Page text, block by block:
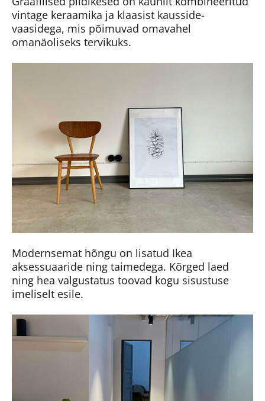
vintage keraamika ja klaasist kausside-
vaasidega, mis põimuvad omavahel
omanäoliseks tervikuks.
Modernsemat hõngu on lisatud Ikea
aksessuaaride ning taimedega. Kõrged laed
ning hea valgustatus toovad kogu sisustuse
imeliselt esile.